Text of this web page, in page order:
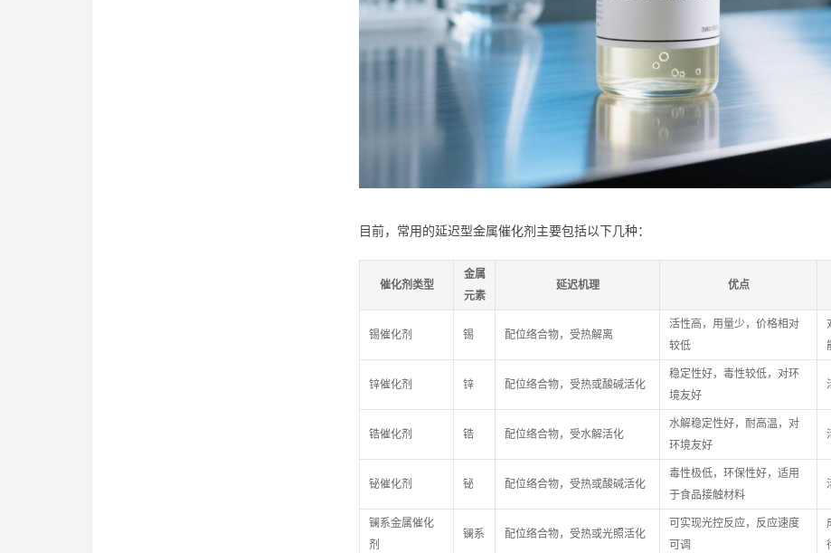
目前，常用的延迟型金属催化剂主要包括以下几种：
催化剂类型
金属
元素
延迟机理 优点
锡催化剂 锡 配位络合物，受热解离
活性高，用量少，价格相对
较低
锌催化剂 锌 配位络合物，受热或酸碱活化
稳定性好，毒性较低，对环
境友好
锆催化剂 锆 配位络合物，受水解活化
水解稳定性好，耐高温，对
环境友好
铋催化剂 铋 配位络合物，受热或酸碱活化
毒性极低，环保性好，适用
于食品接触材料
镧系金属催化
剂
镧系 配位络合物，受热或光照活化
可实现光控反应，反应速度
可调